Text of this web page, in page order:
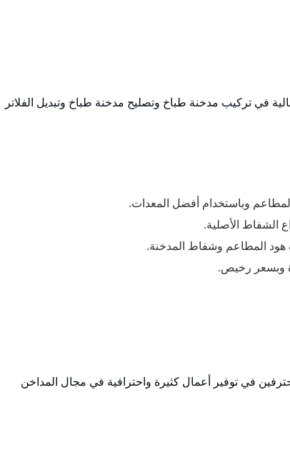
في تركيب مدخنة طباخ وتصليح مدخنة طباخ وتبديل الفلاتر
وباستخدام أفضل المعدات.
الشفاط الأصلية.
المطاعم وشفاط المدخنة.
وبسعر رخيص.
في توفير أعمال كثيرة واحترافية في مجال المداخن